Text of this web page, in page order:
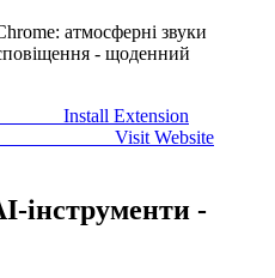
атмосферні звуки
- щоденний
Install Extension
Visit Website
інструменти -